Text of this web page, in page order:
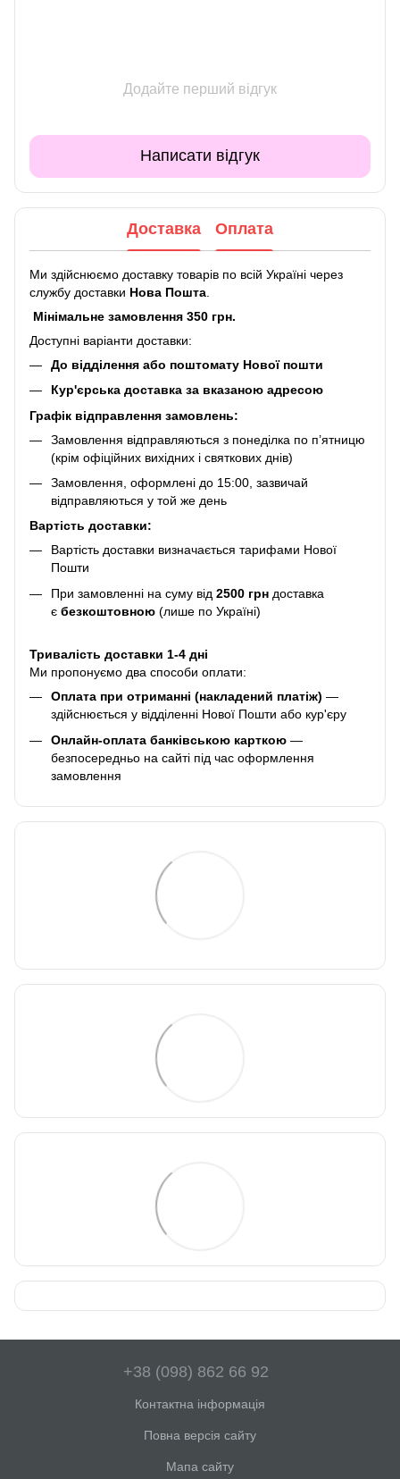
Додайте перший відгук
Написати відгук
Доставка Оплата
Ми здійснюємо доставку товарів по всій Україні через
службу доставки Нова Пошта
Мінімальне замовлення 350 грн.
Доступні варіанти доставки:
До відділення або поштомату Нової пошти
Кур'єрська доставка за вказаною адресою
Графік відправлення замовлень:
Замовлення відправляються з понеділка по п’ятницю
(крім офіційних вихідних і святкових днів)
Замовлення, оформлені до 15:00, зазвичай
відправляються у той же день
Вартість доставки:
Вартість доставки визначається тарифами Нової
Пошти
При замовленні на суму від 2500 грн доставка
є безкоштовною (лише по Україні)
Тривалість доставки 1-4 дні
Ми пропонуємо два способи оплати:
Оплата при отриманні (накладений платіж) —
здійснюється у відділенні Нової Пошти або кур'єру
Онлайн-оплата банківською карткою —
безпосередньо на сайті під час оформлення
замовлення
+38 (098) 862 66 92
Контактна інформація
Повна версія сайту
Мапа сайту